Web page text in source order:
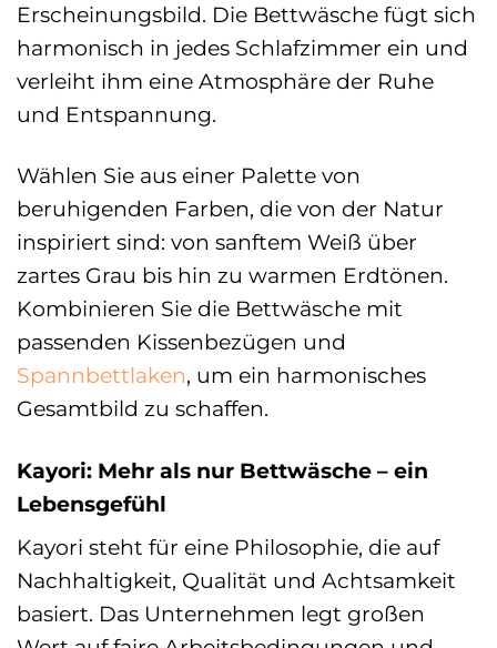
Erscheinungsbild. Die Bettwäsche fügt sich
harmonisch in jedes Schlafzimmer ein und
verleiht ihm eine Atmosphäre der Ruhe
und Entspannung.
Wählen Sie aus einer Palette von
beruhigenden Farben, die von der Natur
inspiriert sind: von sanftem Weiß über
zartes Grau bis hin zu warmen Erdtönen.
Kombinieren Sie die Bettwäsche mit
passenden Kissenbezügen und
Spannbettlaken, um ein harmonisches
Gesamtbild zu schaffen.
Kayori: Mehr als nur Bettwäsche – ein
Lebensgefühl
Kayori steht für eine Philosophie, die auf
Nachhaltigkeit, Qualität und Achtsamkeit
basiert. Das Unternehmen legt großen